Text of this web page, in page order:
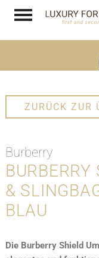
ZURÜCK ZUR
Burberry
BURBERRY
&
BLAU
Die Burberry Shield